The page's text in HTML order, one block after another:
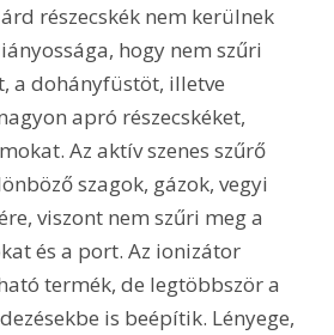
részecskék nem kerülnek
hogy nem szűri
a dohányfüstöt, illetve
apró részecskéket,
Az aktív szenes szűrő
szagok, gázok, vegyi
viszont nem szűri meg a
és a port. Az ionizátor
termék, de legtöbbször a
is beépítik. Lényege,